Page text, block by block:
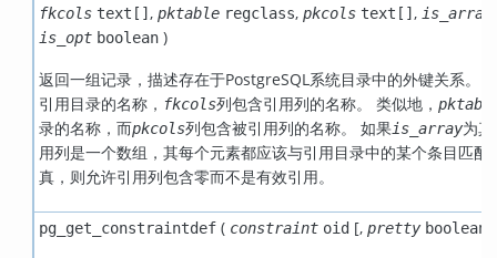
fkcols text[] , pktable regclass, pkcols text[] , is_array
is_opt boolean)
返回一组记录，描述存在于PostgreSQL系统目录中的外键关系。
引用目录的名称， fkcols列包含引用列的名称。 类似地，
录的名称，而pkcols列包含被引用列的名称。 如果is_array为
用列是一个数组，其每个元素都应该与引用目录中的某个条目匹配
真，则允许引用列包含零而不是有效引用。
pg_get_constraintdef( constraint oid[, pretty boolean